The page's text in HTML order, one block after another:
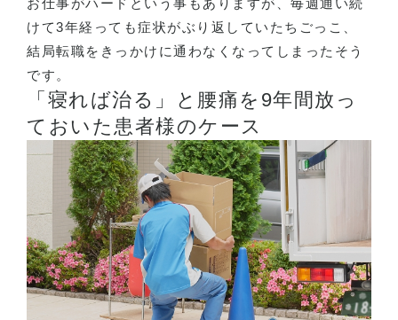
お仕事がハードという事もありますが、毎週通い続
けて3年経っても症状がぶり返していたちごっこ、
結局転職をきっかけに通わなくなってしまったそう
です。
「寝れば治る」と腰痛を9年間放っ
ておいた患者様のケース